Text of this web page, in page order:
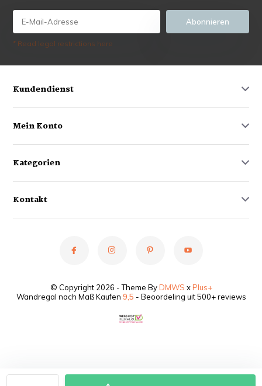
Abonnieren
* Read legal restrictions here
Kundendienst
Mein Konto
Kategorien
Kontakt
© Copyright 2026 - Theme ByDMWS xPlus+
Wandregal nach Maß Kaufen 9,5 - Beoordeling uit 500+ reviews